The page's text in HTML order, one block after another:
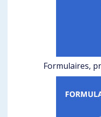
Formulaires,